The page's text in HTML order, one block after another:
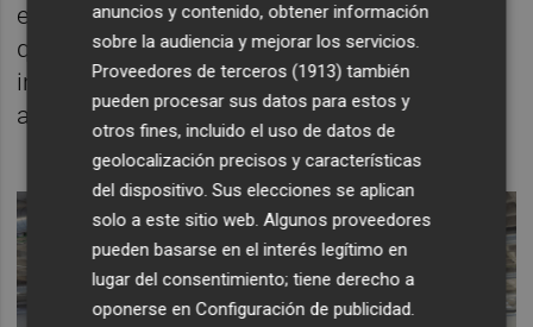
estaba muy clara y que, en el supuesto de
que todos exigiésemos el pago de las
incidencias padecidas, el mercado
ascendería a 600 millones de euros.
anuncios y contenido, obtener información
sobre la audiencia y mejorar los servicios.
Proveedores de terceros (1913) también
pueden procesar sus datos para estos y
otros fines, incluido el uso de datos de
geolocalización precisos y características
del dispositivo. Sus elecciones se aplican
solo a este sitio web. Algunos proveedores
pueden basarse en el interés legítimo en
lugar del consentimiento; tiene derecho a
oponerse enConfiguración de publicidad.